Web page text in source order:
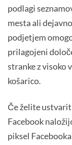
podlagi
mesta ali
podjetjem
prilagojeni
stranke z visoko
košarico.
Če želite
Facebook
piksel